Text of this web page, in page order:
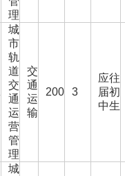
理
城
市
轨
道
交
通
运
营
管
理
交
通
运
输
200 3
应往
届初
中生
城